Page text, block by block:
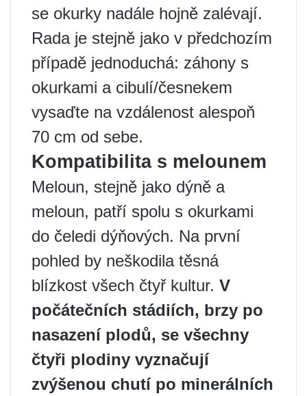
se okurky nadále hojně zalévají.
Rada je stejně jako v předchozím
případě jednoduchá: záhony s
okurkami a cibulí/česnekem
vysaďte na vzdálenost alespoň
70 cm od sebe.
Kompatibilita s melounem
Meloun, stejně jako dýně a
meloun, patří spolu s okurkami
do čeledi dýňových. Na první
pohled by neškodila těsná
blízkost všech čtyř kultur. V
počátečních stádiích, brzy po
nasazení plodů, se všechny
čtyři plodiny vyznačují
zvýšenou chutí po minerálních